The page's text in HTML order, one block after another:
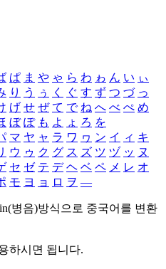
ぱ ま や ゃ ら わ ゎ ん い ぃ
り う ぅ く ぐ す ず つ づ っ
げ せ ぜ て で ね へ べ ぺ め
ぼ ぽ も よ ょ ろ を
マ ヤ ャ ラ ワ ヮ ン イ ィ キ
ウ ゥ ク グ ス ズ ツ ヅ ッ ヌ
セ ゼ テ デ ヘ ベ ペ メ レ オ
モ ヨ ョ ロ ヲ ―
병음)방식으로 중국어를 변환
하시면 됩니다.